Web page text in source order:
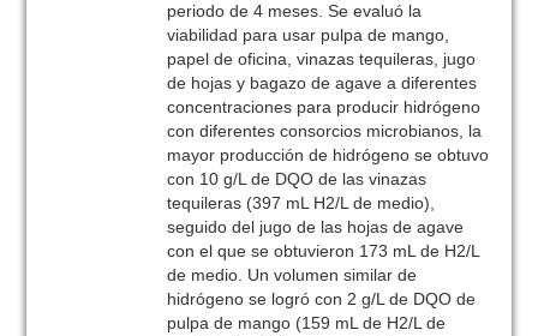
periodo de 4 meses. Se evaluó la
viabilidad para usar pulpa de mango,
papel de oficina, vinazas tequileras, jugo
de hojas y bagazo de agave a diferentes
concentraciones para producir hidrógeno
con diferentes consorcios microbianos, la
mayor producción de hidrógeno se obtuvo
con 10 g/L de DQO de las vinazas
tequileras (397 mL H2/L de medio),
seguido del jugo de las hojas de agave
con el que se obtuvieron 173 mL de H2/L
de medio. Un volumen similar de
hidrógeno se logró con 2 g/L de DQO de
pulpa de mango (159 mL de H2/L de